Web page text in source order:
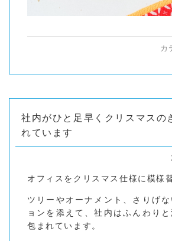
カ
社内がひと足早くクリスマスの
れています
オフィスをクリスマス仕様に模様
ツリーやオーナメント、さりげ
ョンを添えて、社内はふんわり
包まれています。